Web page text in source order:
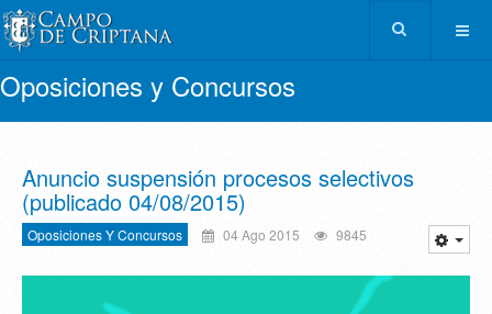
Oposiciones y Concursos
Anuncio suspensión procesos selectivos
(publicado 04/08/2015)
Oposiciones Y Concursos 04 Ago 2015 9845